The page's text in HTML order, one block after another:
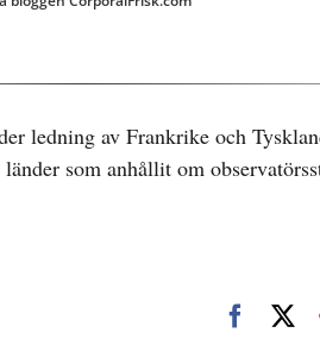
ledning av Frankrike och
som anhållit om